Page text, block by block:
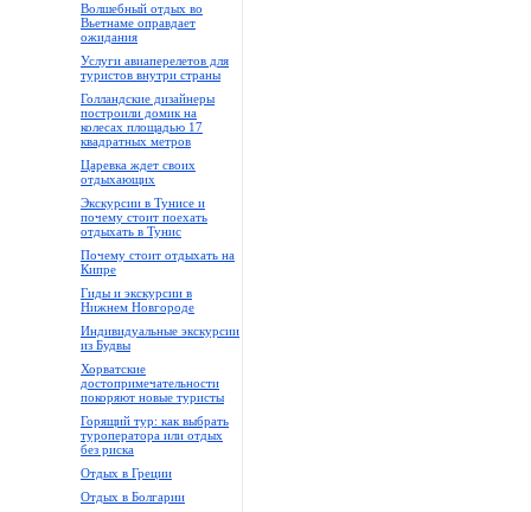
Волшебный отдых во
Вьетнаме оправдает
ожидания
Услуги авиаперелетов для
туристов внутри страны
Голландские дизайнеры
построили домик на
колесах площадью 17
квадратных метров
Царевка ждет своих
отдыхающих
Экскурсии в Тунисе и
почему стоит поехать
отдыхать в Тунис
Почему стоит отдыхать на
Кипре
Гиды и экскурсии в
Нижнем Новгороде
Индивидуальные экскурсии
из Будвы
Хорватские
достопримечательности
покоряют новые туристы
Горящий тур: как выбрать
туроператора или отдых
без риска
Отдых в Греции
Отдых в Болгарии